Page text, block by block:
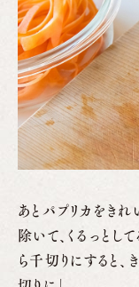
あとパプリカをき
除いて、くるっとし
ら千切りにすると、